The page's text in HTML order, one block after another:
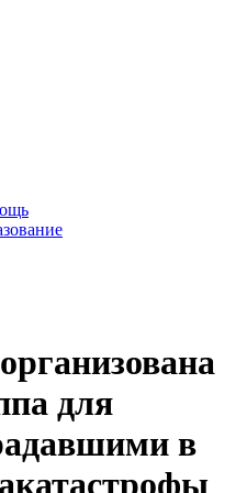
для
в